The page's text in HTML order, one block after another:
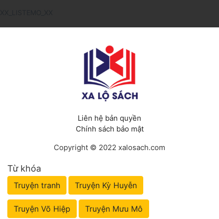
Liên hệ bản quyền
Chính sách bảo mật
Copyright © 2022 xalosach.com
Từ khóa
Truyện tranh Truyện Kỳ Huyễn
Truyện Võ Hiệp Truyện Mưu Mô